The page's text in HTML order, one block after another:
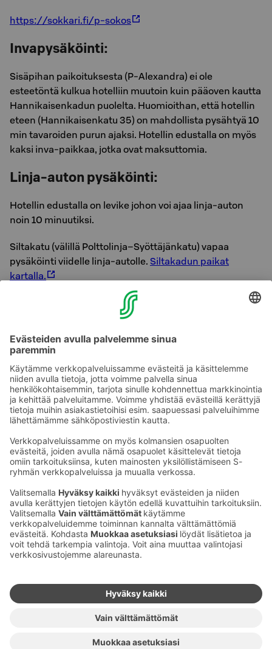
https://sokkari.fi/p-sokos
Invapysäköinti:
Sisäpihan paikoituksesta (P-Alexandra) ei ole
esteetöntä kulkua hotelliin muutoin kuin pääoven kautta
Hannikaisenkadun puolelta. Huomioithan, että hotellin
eteen (Hannikaisenkatu 35) on mahdollista pysähtyä 10
min tavaroiden purun ajaksi. Hotellin edustalla on myös
kaksi inva-paikkaa, jotka ovat maksuttomia.
Linja-auton pysäköinti:
Hotellin edustalla on levike johon voi ajaa linja-auton
noin 10 minuutiksi.
Siltakatu (välillä Polttolinja–Syöttäjänkatu) vapaa
pysäköinti viidelle linja-autolle. Siltakadun paikat
kartalla.
Hippoksen edustalla Keskikatu 14 vastapäätä vapaa
pysäköinti noin kuudelle linja-autolle.
Lisäksi muutamia maksullisia paikkoja
Matkakeskuksella (noin 100 metriä hotellilta). Kysy
lisätietoja hotellin vastaanotosta.
Ota yhteyttä
Hotellien yhteystiedot
Asiakaspalvelun yhteystiedot›
Palaute
Anna palautetta
Sokos Hotels uutiskirje
Tilaa uutiskirje
Saat Sokos Hotellien uusimmat
edut ja uutiset sähköpostiisi
kuukausittain.
Palkinnot ja sertifikaatit
Sokos Hotels somessa
Sokos Hotels
Facebookissa
Sokos Hotels
Sokos
Hotels
Sokos
Hotels